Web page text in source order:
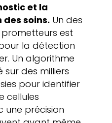
et la
soins. Un des
est
pour la détection
Un algorithme
des milliers
pour identifier
cellules
une précision